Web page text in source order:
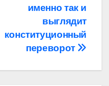
именно так и
выглядит
конституционный
переворот